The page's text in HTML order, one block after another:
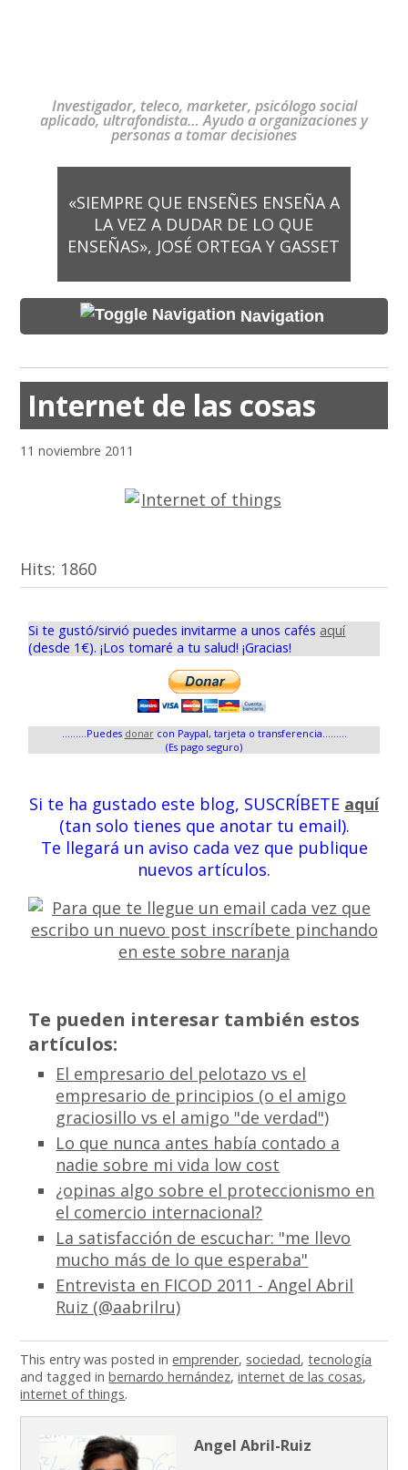
Investigador, teleco, marketer, psicólogo social
aplicado, ultrafondista… Ayudo a organizaciones y
personas a tomar decisiones
«SIEMPRE QUE ENSEÑES ENSEÑA A
LA VEZ A DUDAR DE LO QUE
ENSEÑAS», JOSÉ ORTEGA Y GASSET
Navigation
Internet de las cosas
11 noviembre 2011
Hits: 1860
Si te gustó/sirvió puedes invitarme a unos cafés aquí
(desde 1€). ¡Los tomaré a tu salud! ¡Gracias!
.........Puedes donarcon Paypal, tarjeta o transferencia.........
(Es pago seguro)
Si te ha gustado este blog, SUSCRÍBETE aquí
(tan solo tienes que anotar tu email).
Te llegará un aviso cada vez que publique
nuevos artículos.
Te pueden interesar también estos
artículos:
El empresario del pelotazo vs el
empresario de principios (o el amigo
graciosillo vs el amigo "de verdad")
Lo que nunca antes había contado a
nadie sobre mi vida low cost
¿opinas algo sobre el proteccionismo en
el comercio internacional?
La satisfacción de escuchar: "me llevo
mucho más de lo que esperaba"
Entrevista en FICOD 2011 - Angel Abril
Ruiz (@aabrilru)
This entry was posted inemprender, sociedad,tecnología
and tagged inbernardo hernández,internet de las cosas,
internet of things.
Angel Abril-Ruiz